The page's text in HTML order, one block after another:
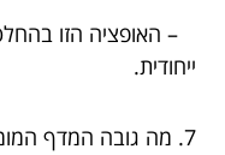
– האופציה הזו
ייחודית.
7. מה גובה המדף המומלץ?